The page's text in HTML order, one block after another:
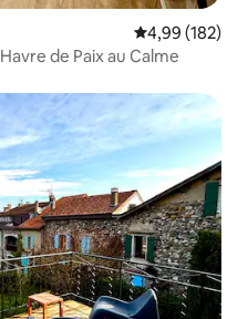
4,99 de uma
4,99 (182)
de Paix au Calme